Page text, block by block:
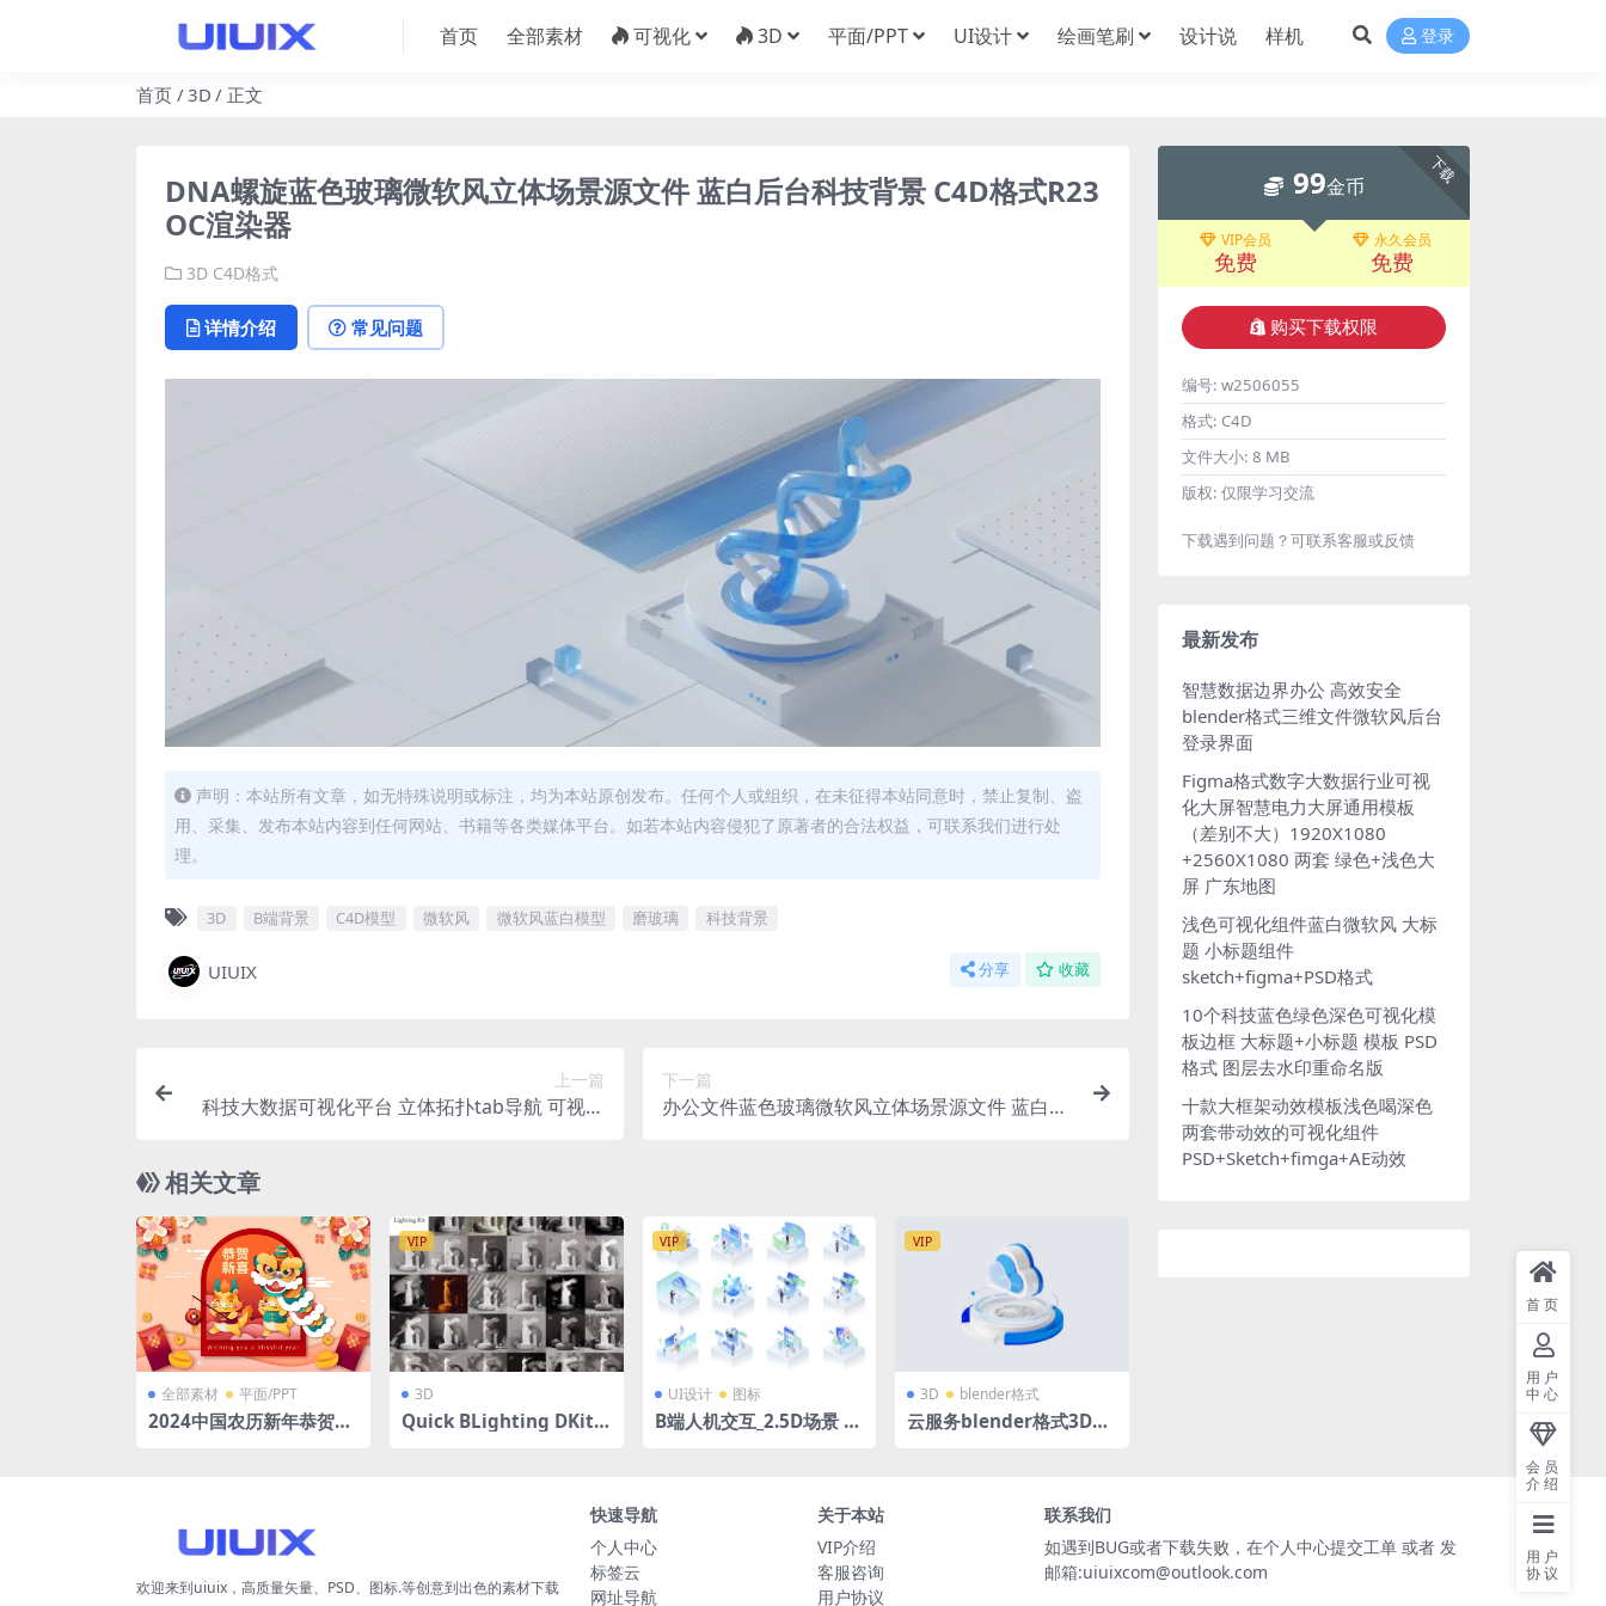
首页 全部素材 可视化 3D 平面/PPT UI设计 绘画笔刷 设计说 样机 登录
首页 3D 正文
DNA螺旋蓝色玻璃微软风立体场景源文件 蓝白后台科技背景 C4D格式R23
OC渲染器
3D C4D格式
详情介绍 常见问题
声明：本站所有文章，如无特殊说明或标注，均为本站原创发布。任何个人或组织，在未征得本站同意时，禁止复制、盗
用、采集、发布本站内容到任何网站、书籍等各类媒体平台。如若本站内容侵犯了原著者的合法权益，可联系我们进行处
理。
3D B端背景 C4D模型 微软风 微软风蓝白模型 磨玻璃 科技背景
UIUIX 分享 收藏
上一篇
科技大数据可视化平台 立体拓扑tab导航 可视化
下一篇
办公文件蓝色玻璃微软风立体场景源文件 蓝白后
相关文章
全部素材 平面/PPT
2024中国农历新年恭贺新
VIP
3D
Quick BLighting DKit L
VIP
UI设计 图标
B端人机交互_2.5D场景 浅
VIP
3D blender格式
云服务blender格式3D立
下载
99金币
VIP会员
免费
永久会员
免费
购买下载权限
编号: w2506055
格式: C4D
文件大小: 8 MB
版权: 仅限学习交流
下载遇到问题？可联系客服或反馈
最新发布
智慧数据边界办公 高效安全
blender格式三维文件微软风后台
登录界面
Figma格式数字大数据行业可视
化大屏智慧电力大屏通用模板
（差别不大）1920X1080
+2560X1080 两套 绿色+浅色大
屏 广东地图
浅色可视化组件蓝白微软风 大标
题 小标题组件
sketch+figma+PSD格式
10个科技蓝色绿色深色可视化模
板边框 大标题+小标题 模板 PSD
格式 图层去水印重命名版
十款大框架动效模板浅色喝深色
两套带动效的可视化组件
PSD+Sketch+fimga+AE动效
欢迎来到uiuix，高质量矢量、PSD、图标.等创意到出色的素材下载
快速导航
个人中心
标签云
网址导航
关于本站
VIP介绍
客服咨询
用户协议
联系我们
如遇到BUG或者下载失败，在个人中心提交工单 或者 发
邮箱:uiuixcom@outlook.com
首页
用户
中心
会员
介绍
用户
协议